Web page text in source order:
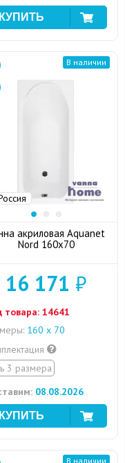
В наличии
акриловая Aquanet
Nord 160x70
16 171 ₽
товара: 14641
160 х 70
3 размера
08.08.2026
В наличии